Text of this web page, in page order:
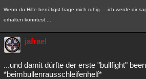
Wenn du Hilfe benötigst frage mich ruhig.....ich werde dir
erhalten könntest....
jafrael
...und damit dürfte der erste "bullfight"
*beimbullenrausschleifenhelf*